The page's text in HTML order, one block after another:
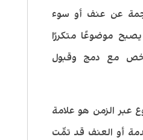
عن عنف أو سوء
موضوعًا متكررًا
مع دمج وقبول
عبر الزمن هو علامة
أو العنف قد تمَّت